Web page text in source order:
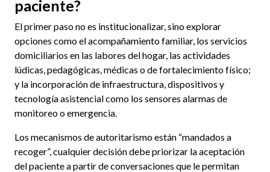
paciente?
El primer paso no es institucionalizar, sino explorar
opciones como el acompañamiento familiar, los servicios
domiciliarios en las labores del hogar, las actividades
lúdicas, pedagógicas, médicas o de fortalecimiento físico;
y la incorporación de infraestructura, dispositivos y
tecnología asistencial como los sensores alarmas de
monitoreo o emergencia.
Los mecanismos de autoritarismo están “mandados a
recoger”, cualquier decisión debe priorizar la aceptación
del paciente a partir de conversaciones que le permitan